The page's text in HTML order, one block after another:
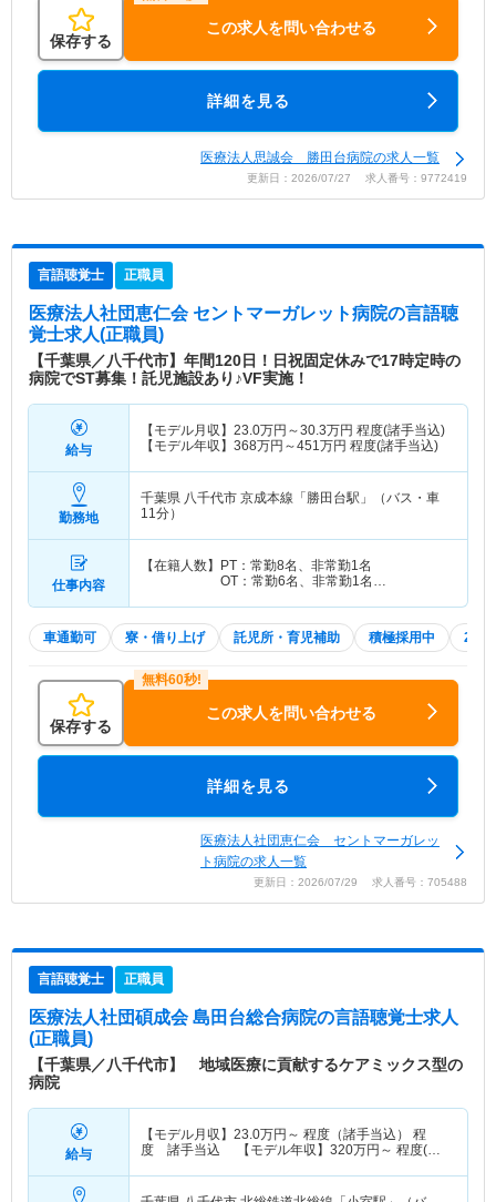
保存する
この求人を問い合わせる
詳細を見る
医療法人思誠会 勝田台病院の求人一覧
更新日：2026/07/27 求人番号：9772419
言語聴覚士 正職員
医療法人社団恵仁会 セントマーガレット病院の言語聴
覚士求人(正職員)
【千葉県／八千代市】年間120日！日祝固定休みで17時定時の
病院でST募集！託児施設あり♪VF実施！
給与
【モデル月収】 23.0万円～30.3万円 程度(諸手当込)
【モデル年収】 368万円～451万円 程度(諸手当込)
勤務地
千葉県 八千代市 京成本線「勝田台駅」（バス・車
11分）
仕事内容
【在籍人数】PT：常勤8名、非常勤1名
OT：常勤6名、非常勤1名…
車通勤可 寮・借り上げ 託児所・育児補助 積極採用中
保存する
この求人を問い合わせる
詳細を見る
医療法人社団恵仁会 セントマーガレッ
ト病院の求人一覧
更新日：2026/07/29 求人番号：705488
言語聴覚士 正職員
医療法人社団碩成会 島田台総合病院の言語聴覚士求人
(正職員)
【千葉県／八千代市】 地域医療に貢献するケアミックス型の
病院
給与
【モデル月収】 23.0万円～ 程度（諸手当込） 程
度 諸手当込 【モデル年収】 320万円～ 程度(諸